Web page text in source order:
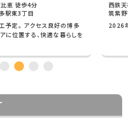
恵 徒歩4分
駅東3丁目
定。 アクセス良好の博多
に位置する、快適な暮らしを
西鉄
筑紫
2026